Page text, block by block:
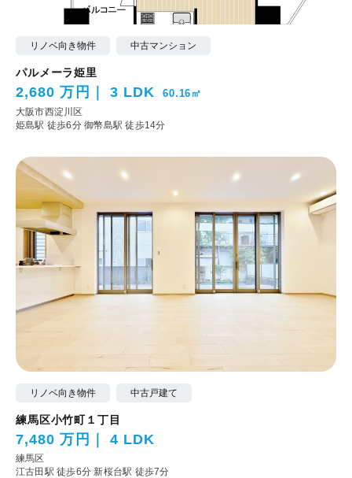
リノベ向き物件 中古マンション
パルメーラ姫里
2,680 万円 3 LDK 60.16㎡
大阪市西淀川区
姫島駅 徒歩6分御幣島駅 徒歩14分
リノベ向き物件 中古戸建て
練馬区小竹町１丁目
7,480 万円 4 LDK
練馬区
江古田駅 徒歩6分 新桜台駅 徒歩7分